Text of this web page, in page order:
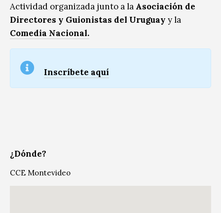
Actividad organizada junto a la Asociación de
Directores y Guionistas del Uruguay y la
Comedia Nacional.
Inscríbete aquí
¿Dónde?
CCE Montevideo